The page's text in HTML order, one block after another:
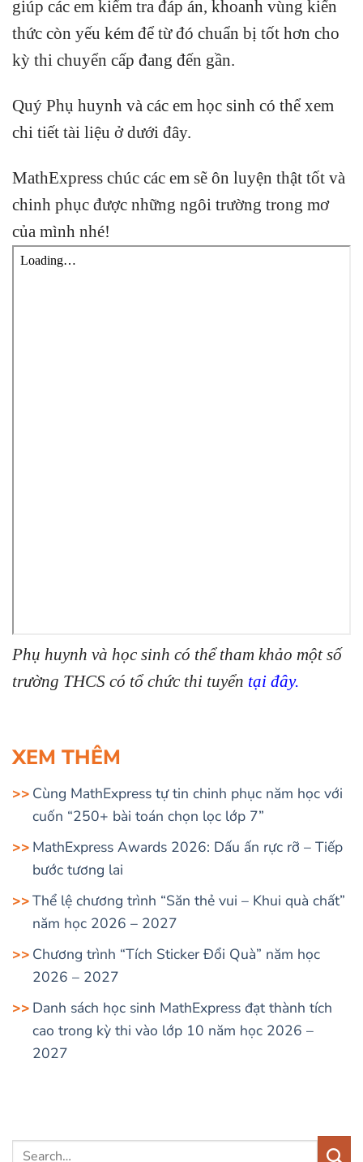
giúp các em kiểm tra đáp án, khoanh vùng kiến
thức còn yếu kém để từ đó chuẩn bị tốt hơn cho
kỳ thi chuyển cấp đang đến gần.
Quý Phụ huynh và các em học sinh có thể xem
chi tiết tài liệu ở dưới đây.
MathExpress chúc các em sẽ ôn luyện thật tốt và
chinh phục được những ngôi trường trong mơ
của mình nhé!
Phụ huynh và học sinh có thể tham khảo một số
trường THCS có tổ chức thi tuyển tại đây.
XEM THÊM
Cùng MathExpress tự tin chinh phục năm học với
cuốn “250+ bài toán chọn lọc lớp 7”
MathExpress Awards 2026: Dấu ấn rực rỡ – Tiếp
bước tương lai
Thể lệ chương trình “Săn thẻ vui – Khui quà chất”
năm học 2026 – 2027
Chương trình “Tích Sticker Đổi Quà” năm học
2026 – 2027
Danh sách học sinh MathExpress đạt thành tích
cao trong kỳ thi vào lớp 10 năm học 2026 –
2027